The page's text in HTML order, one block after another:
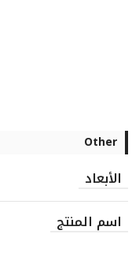
Other
الأبعاد
اسم المنتج